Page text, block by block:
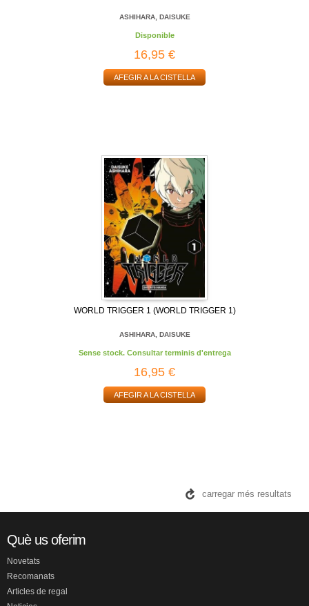
ASHIHARA, DAISUKE
Disponible
16,95 €
AFEGIR A LA CISTELLA
WORLD TRIGGER 1 (WORLD TRIGGER 1)
ASHIHARA, DAISUKE
Sense stock. Consultar terminis d'entrega
16,95 €
AFEGIR A LA CISTELLA
carregar més resultats
Què us oferim
Novetats
Recomanats
Articles de regal